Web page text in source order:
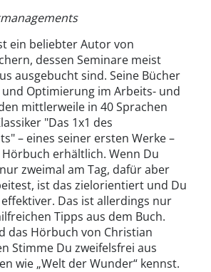
ein beliebter Autor von
dessen Seminare meist
ausgebucht sind. Seine Bücher
Optimierung im Arbeits- und
mittlerweile in 40 Sprachen
"Das 1x1 des
– eines seiner ersten Werke –
erhältlich. Wenn Du
zweimal am Tag, dafür aber
ist das zielorientiert und Du
Das ist allerdings nur
Tipps aus dem Buch.
das Hörbuch von Christian
Stimme Du zweifelsfrei aus
wie „Welt der Wunder“ kennst.